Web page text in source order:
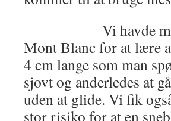
Vi havde mange
Mont Blanc for at lære
4 cm lange som man
sjovt og anderledes at
uden at glide. Vi fik
stor risiko for at en